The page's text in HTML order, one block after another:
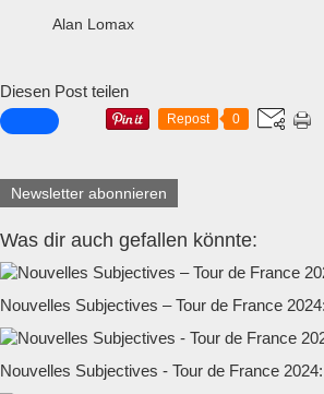
Alan Lomax
Diesen Post teilen
Repost 0
Newsletter abonnieren
Was dir auch gefallen könnte:
Nouvelles Subjectives – Tour de France
Nouvelles Subjectives - Tour de France